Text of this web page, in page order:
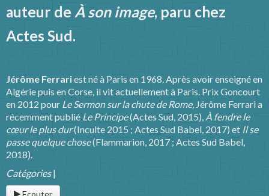
auteur de À son image, paru chez
Actes Sud.
Jérôme Ferrariest né à Paris en 1968. Après avoir enseigné en
Algérie puis en Corse, il vit actuellement à Paris. Prix Goncourt
en 2012 pour Le Sermon sur la chute de Rome, Jérôme Ferrari a
récemment publié Le Principe(Actes Sud, 2015), À fendre le
cœur le plus dur(Inculte 2015 ; Actes Sud Babel, 2017) et Il se
passe quelque chose(Flammarion, 2017 ; Actes Sud Babel,
2018).
Catégories|